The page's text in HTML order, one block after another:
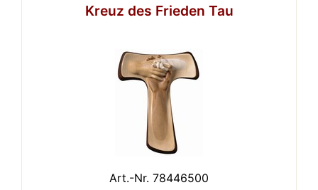
Kreuz des Frieden Tau
Art.-Nr. 78446500